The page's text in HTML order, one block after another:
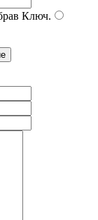
Ключ.